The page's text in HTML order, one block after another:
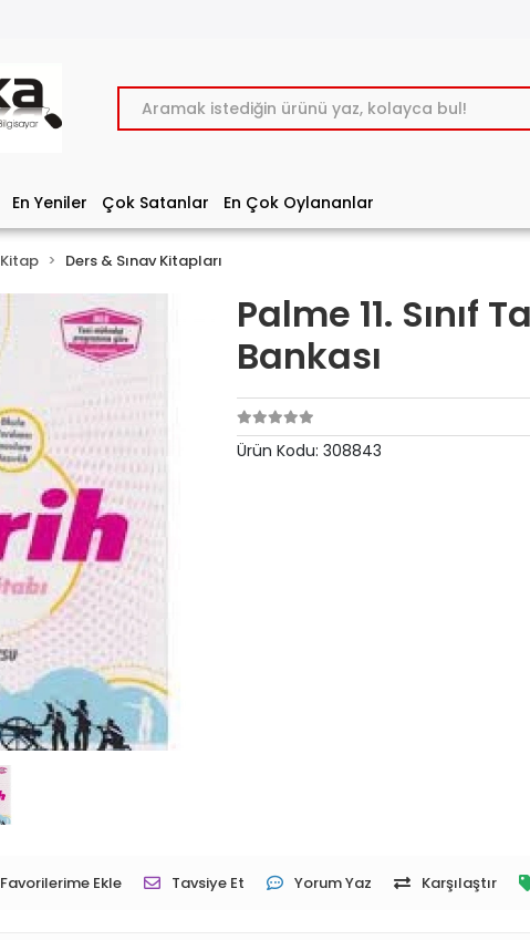
En Yeniler Çok Satanlar En Çok Oylananlar
Kitap Ders & Sınav Kitapları
Palme 11. Sınıf
Bankası
Ürün Kodu:308843
Favorilerime Ekle Tavsiye Et Yorum Yaz Karşılaştır